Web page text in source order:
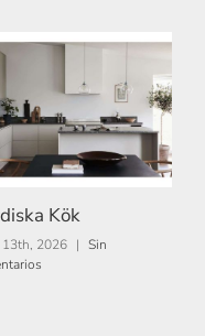
Kök
2026 | Sin